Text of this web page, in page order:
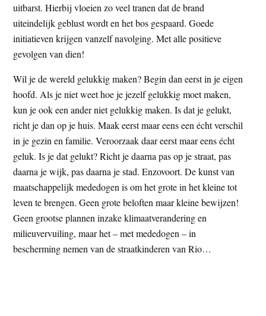
uitbarst. Hierbij vloeien zo veel tranen dat de brand
uiteindelijk geblust wordt en het bos gespaard. Goede
initiatieven krijgen vanzelf navolging. Met alle positieve
gevolgen van dien!
Wil je de wereld gelukkig maken? Begin dan eerst in je eigen
hoofd. Als je niet weet hoe je jezelf gelukkig moet maken,
kun je ook een ander niet gelukkig maken. Is dat je gelukt,
richt je dan op je huis. Maak eerst maar eens een écht verschil
in je gezin en familie. Veroorzaak daar eerst maar eens écht
geluk. Is je dat gelukt? Richt je daarna pas op je straat, pas
daarna je wijk, pas daarna je stad. Enzovoort. De kunst van
maatschappelijk mededogen is om het grote in het kleine tot
leven te brengen. Geen grote beloften maar kleine bewijzen!
Geen grootse plannen inzake klimaatverandering en
milieuvervuiling, maar het – met mededogen – in
bescherming nemen van de straatkinderen van Rio…